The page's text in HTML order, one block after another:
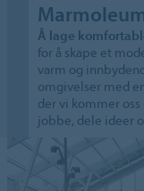
Å lage
for å skape et
varm og
omgivelser med
der vi kommer
jobbe, dele ideer